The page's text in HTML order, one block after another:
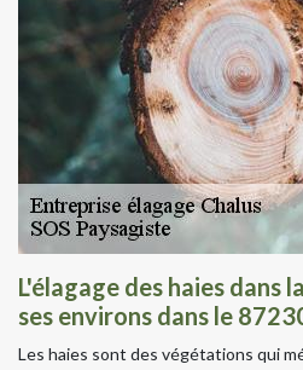
L'élagage des haies dans
ses environs dans le
Les haies sont des végétations qui